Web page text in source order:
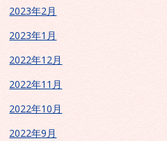
2023年2月
2023年1月
2022年12月
2022年11月
2022年10月
2022年9月